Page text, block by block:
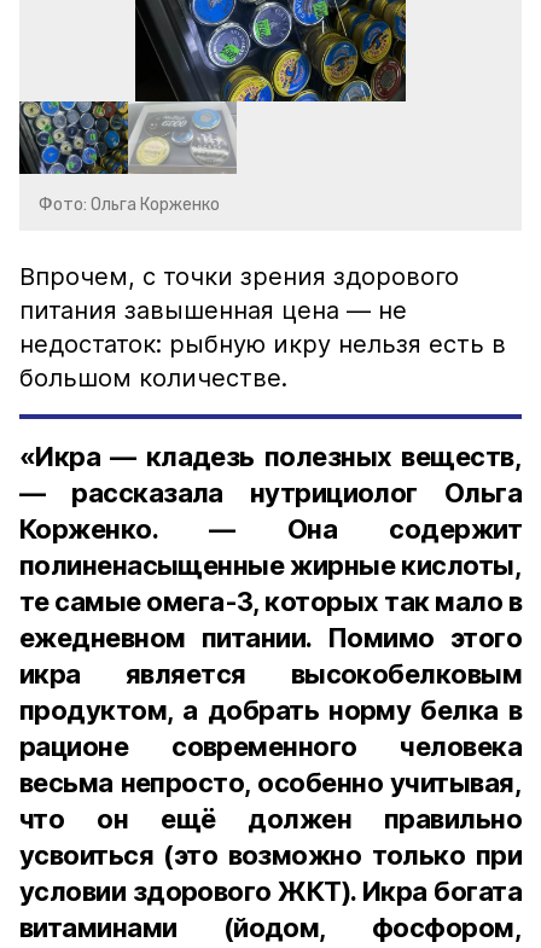
Фото: Ольга Корженко
Впрочем, с точки зрения здорового
питания завышенная цена — не
недостаток: рыбную икру нельзя есть в
большом количестве.
«Икра — кладезь полезных веществ,
— рассказала нутрициолог Ольга
Корженко. — Она содержит
полиненасыщенные жирные кислоты,
те самые омега-3, которых так мало в
ежедневном питании. Помимо этого
икра является высокобелковым
продуктом, а добрать норму белка в
рационе современного человека
весьма непросто, особенно учитывая,
что он ещё должен правильно
усвоиться (это возможно только при
условии здорового ЖКТ). Икра богата
витаминами (йодом, фосфором,